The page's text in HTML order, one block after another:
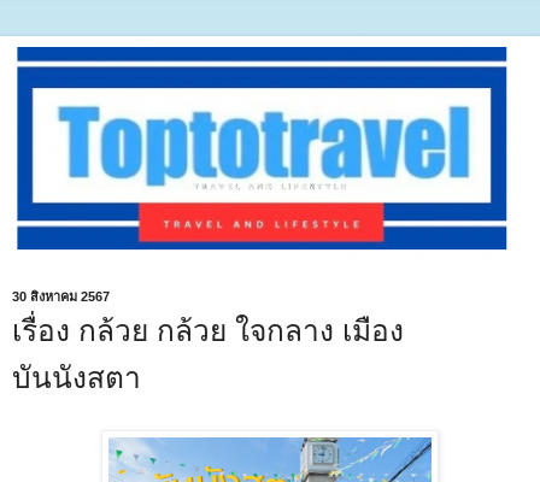
30 สิงหาคม 2567
เรื่อง กล้วย กล้วย ใจกลาง เมือง
บันนังสตา